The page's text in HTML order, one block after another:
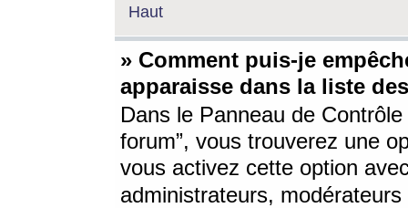
Haut
» Comment puis-je
apparaisse dans la liste
Dans le Panneau de
forum”, vous trouverez une
vous activez cette option
administrateurs,